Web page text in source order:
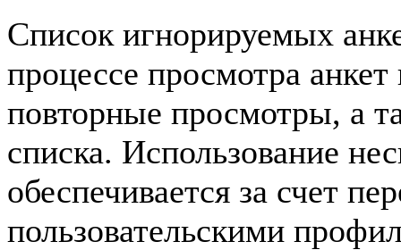
Список игнорируемых
процессе просмотра
повторные просмотры, а
списка. Использование
обеспечивается за счет
пользовательскими